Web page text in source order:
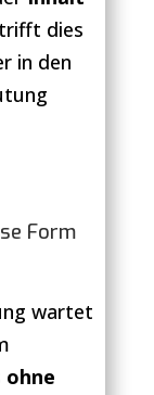
dies
in den
Form
wartet
ohne